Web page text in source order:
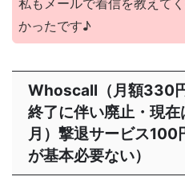
私もメールで着信を教えて
かったです♪
Whoscall（月額330
終了に伴い廃止・現
月）撃退サービス100
が基本必要ない）